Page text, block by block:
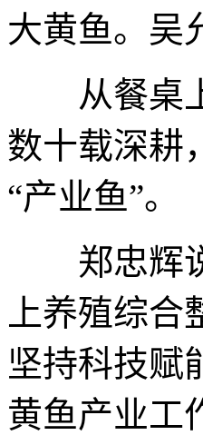
大黄鱼。吴
从餐桌上
数十载深耕
“产业鱼”。
郑忠辉说
上养殖综
坚持科技赋
黄鱼产业工